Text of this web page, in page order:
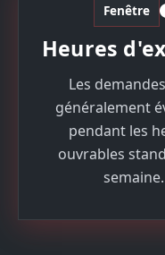
Fenêtre
Heures
Les
généralement
pendant les
ouvrables
semaine.